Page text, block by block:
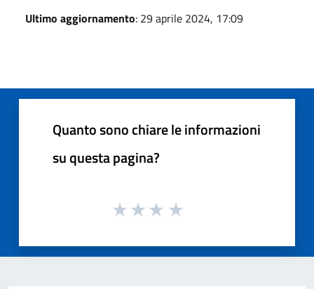
Ultimo aggiornamento: 29 aprile 2024, 17:09
Quanto sono chiare le informazioni
su questa pagina?